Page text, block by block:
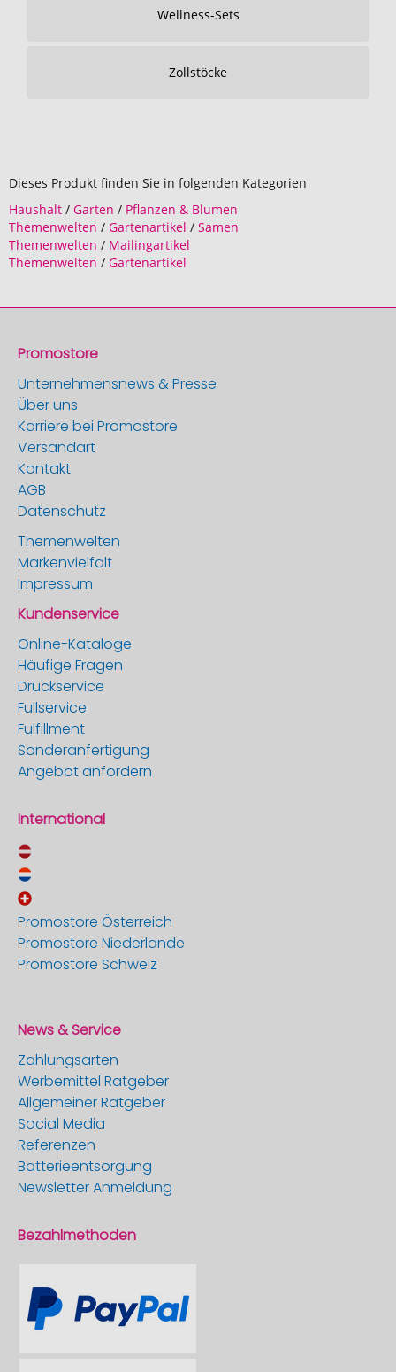
Wellness-Sets
Zollstöcke
Dieses Produkt finden Sie in folgenden Kategorien
Haushalt / Garten / Pflanzen & Blumen
Themenwelten / Gartenartikel / Samen
Themenwelten / Mailingartikel
Themenwelten / Gartenartikel
Promostore
Unternehmensnews & Presse
Über uns
Karriere bei Promostore
Versandart
Kontakt
AGB
Datenschutz
Themenwelten
Markenvielfalt
Impressum
Kundenservice
Online-Kataloge
Häufige Fragen
Druckservice
Fullservice
Fulfillment
Sonderanfertigung
Angebot anfordern
International
Promostore Österreich
Promostore Niederlande
Promostore Schweiz
News & Service
Zahlungsarten
Werbemittel Ratgeber
Allgemeiner Ratgeber
Social Media
Referenzen
Batterieentsorgung
Newsletter Anmeldung
Bezahlmethoden